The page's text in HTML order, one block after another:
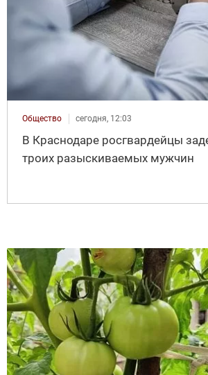
Общество сегодня, 12:03
В Краснодаре росгвардейцы
троих разыскиваемых мужчин